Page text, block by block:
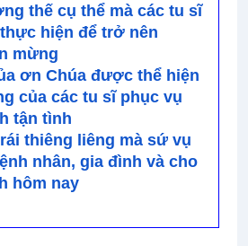
thế cụ thể mà các tu sĩ
hiện để trở nên
mừng
ơn Chúa được thể hiện
của các tu sĩ phục vụ
tận tình
thiêng liêng mà sứ vụ
nhân, gia đình và cho
hôm nay